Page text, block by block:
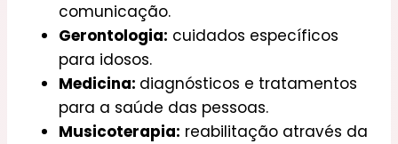
comunicação.
Gerontologia: cuidados específicos
para idosos.
Medicina: diagnósticos e tratamentos
para a saúde das pessoas.
Musicoterapia: reabilitação através da